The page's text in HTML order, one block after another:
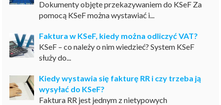
Dokumenty objęte przekazywaniem do KSeF Za
pomocą KSeF można wystawiać i...
Faktura w KSeF, kiedy można odliczyć VAT?
KSeF – co należy o nim wiedzieć? System KSeF
służy do...
Kiedy wystawia się fakturę RR i czy trzeba ją
wysyłać do KSeF?
Faktura RR jest jednym z nietypowych